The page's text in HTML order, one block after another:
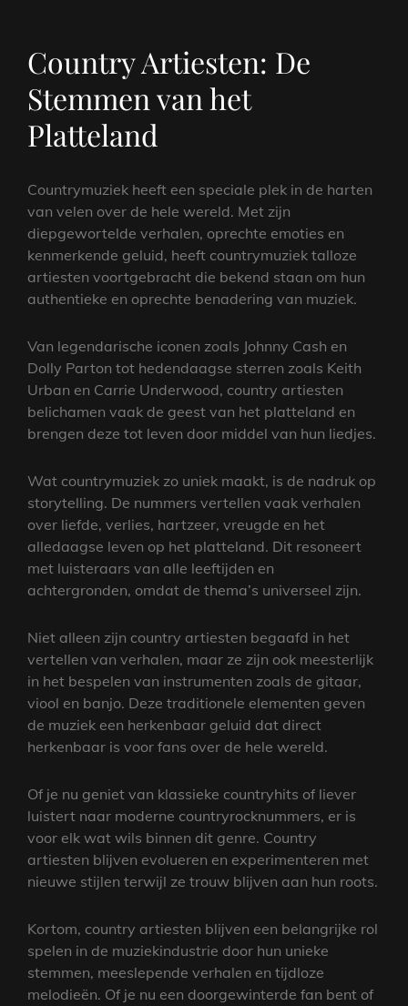
Country Artiesten: De
Stemmen van het
Platteland
Countrymuziek heeft een speciale plek in de harten
van velen over de hele wereld. Met zijn
diepgewortelde verhalen, oprechte emoties en
kenmerkende geluid, heeft countrymuziek talloze
artiesten voortgebracht die bekend staan om hun
authentieke en oprechte benadering van muziek.
Van legendarische iconen zoals Johnny Cash en
Dolly Parton tot hedendaagse sterren zoals Keith
Urban en Carrie Underwood, country artiesten
belichamen vaak de geest van het platteland en
brengen deze tot leven door middel van hun liedjes.
Wat countrymuziek zo uniek maakt, is de nadruk op
storytelling. De nummers vertellen vaak verhalen
over liefde, verlies, hartzeer, vreugde en het
alledaagse leven op het platteland. Dit resoneert
met luisteraars van alle leeftijden en
achtergronden, omdat de thema’s universeel zijn.
Niet alleen zijn country artiesten begaafd in het
vertellen van verhalen, maar ze zijn ook meesterlijk
in het bespelen van instrumenten zoals de gitaar,
viool en banjo. Deze traditionele elementen geven
de muziek een herkenbaar geluid dat direct
herkenbaar is voor fans over de hele wereld.
Of je nu geniet van klassieke countryhits of liever
luistert naar moderne countryrocknummers, er is
voor elk wat wils binnen dit genre. Country
artiesten blijven evolueren en experimenteren met
nieuwe stijlen terwijl ze trouw blijven aan hun roots.
Kortom, country artiesten blijven een belangrijke rol
spelen in de muziekindustrie door hun unieke
stemmen, meeslepende verhalen en tijdloze
melodieën. Of je nu een doorgewinterde fan bent of